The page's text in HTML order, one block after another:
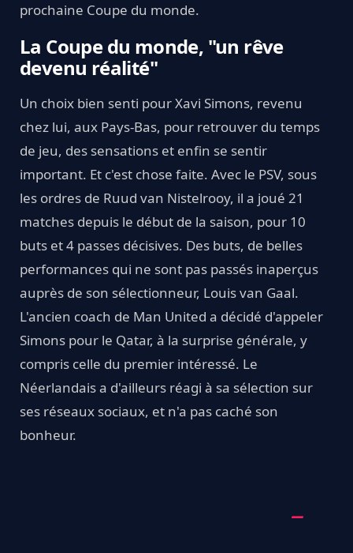
prochaine Coupe du monde.
La Coupe du monde, "un rêve
devenu réalité"
Un choix bien senti pour Xavi Simons, revenu
chez lui, aux Pays-Bas, pour retrouver du temps
de jeu, des sensations et enfin se sentir
important. Et c'est chose faite. Avec le PSV, sous
les ordres de Ruud van Nistelrooy, il a joué 21
matches depuis le début de la saison, pour 10
buts et 4 passes décisives. Des buts, de belles
performances qui ne sont pas passés inaperçus
auprès de son sélectionneur, Louis van Gaal.
L'ancien coach de Man United a décidé d'appeler
Simons pour le Qatar, à la surprise générale, y
compris celle du premier intéressé. Le
Néerlandais a d'ailleurs réagi à sa sélection sur
ses réseaux sociaux, et n'a pas caché son
bonheur.